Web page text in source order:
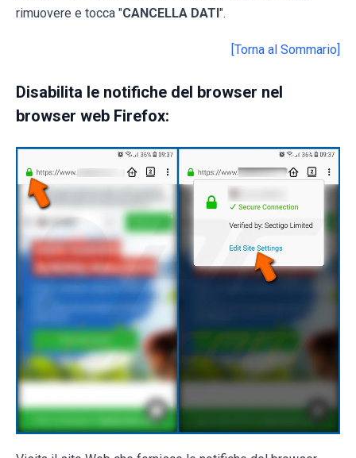
rimuovere e tocca "CANCELLA DATI ".
[Torna al Sommario]
Disabilita le notifiche del browser nel
browser web Firefox: